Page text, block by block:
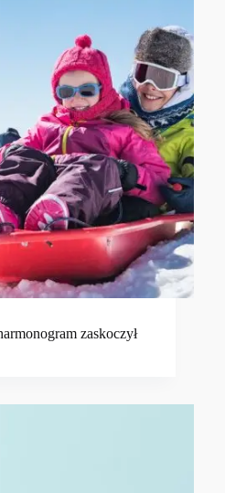
zaskoczył